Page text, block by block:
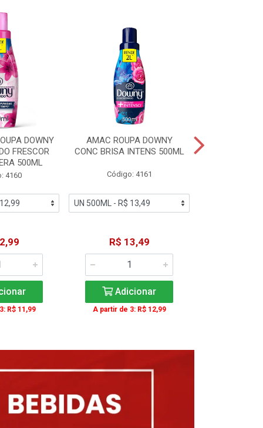
DOWNY
FRESCOR
500ML
4160
R$ 11,99
AMAC ROUPA DOWNY
CONC BRISA INTENS 500ML
Código: 4161
R$ 13,49
Adicionar
A partir de 3: R$ 12,99